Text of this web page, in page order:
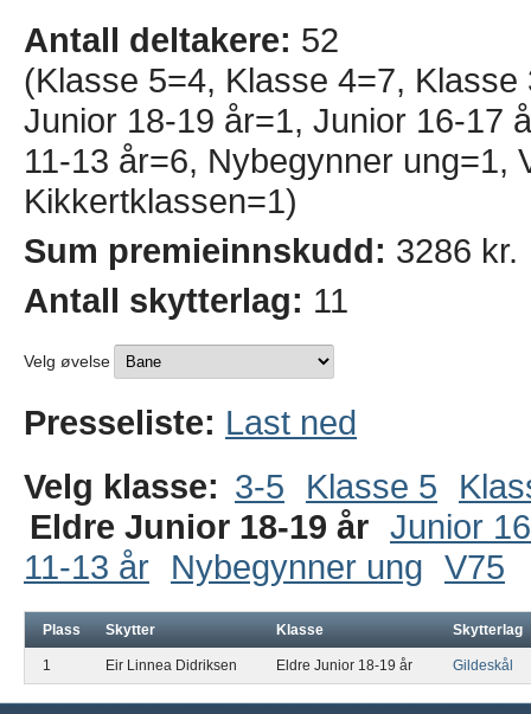
Antall deltakere: 52
(Klasse 5=4, Klasse 4=7,
Junior 18-19 år=1, Junior 16-17
11-13 år=6, Nybegynner ung=1,
Kikkertklassen=1)
Sum premieinnskudd: 3286 kr.
Antall skytterlag: 11
Velg øvelse
Presseliste: Last ned
Velg klasse: 3-5 Klasse 5
Eldre Junior 18-19 år Junior
11-13 år
Nybegynner ung V75
Plass Skytter Klasse Skytterlag
1 Eir Linnea Didriksen Eldre Junior 18-19 år Gildeskål